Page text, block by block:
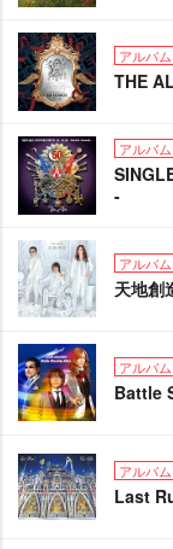
アルバム
THE
アルバム
-
アルバム
天地創
アルバム
Battle
アルバム
Last